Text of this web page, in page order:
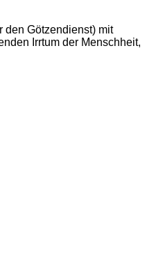
den Götzendienst) mit
Irrtum der Menschheit,